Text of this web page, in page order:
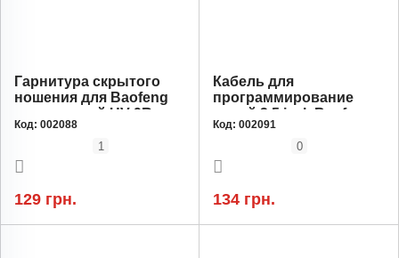
Гарнитура скрытого
ношения для Baofeng
для моделей UV-9R
Plus, UV-9R, A-58, T-57,
BF-9700, UV-XR
силиконовая вкладка в
ухо
Код: 002088
1
129 грн.
Кабель для
программирование
раций 3,5 jack Baofeng
UV-5R, BF-888S, BF-
Код: 002091
0
134 грн.